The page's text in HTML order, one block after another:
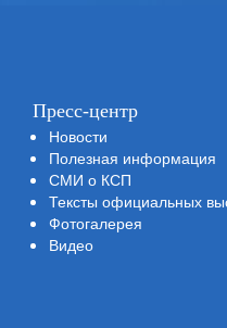
Пресс-центр
Новости
Полезная информация
СМИ о КСП
Тексты официальных
Фотогалерея
Видео